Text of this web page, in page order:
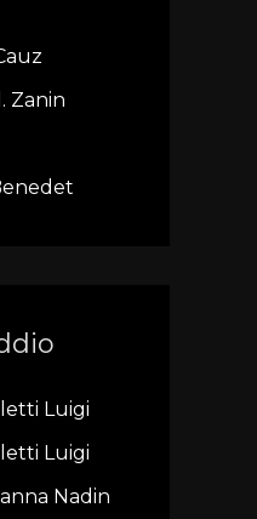
Zanin
Luigi
Luigi
Nadin